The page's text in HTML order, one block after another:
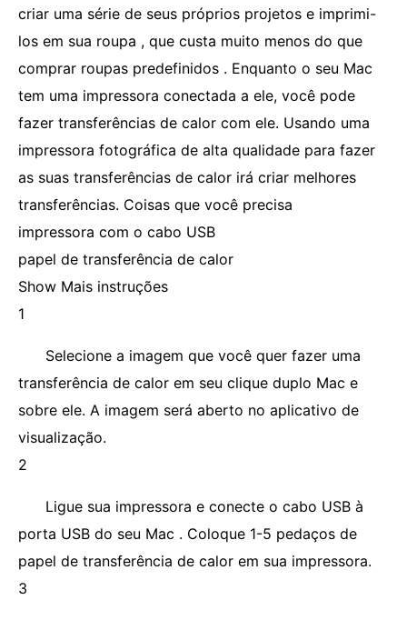
criar uma série de seus próprios projetos e imprimi-
los em sua roupa , que custa muito menos do que
comprar roupas predefinidos . Enquanto o seu Mac
tem uma impressora conectada a ele, você pode
fazer transferências de calor com ele. Usando uma
impressora fotográfica de alta qualidade para fazer
as suas transferências de calor irá criar melhores
transferências. Coisas que você precisa
impressora com o cabo USB
papel de transferência de calor
Show Mais instruções
1
Selecione a imagem que você quer fazer uma
transferência de calor em seu clique duplo Mac e
sobre ele. A imagem será aberto no aplicativo de
visualização.
2
Ligue sua impressora e conecte o cabo USB à
porta USB do seu Mac . Coloque 1-5 pedaços de
papel de transferência de calor em sua impressora.
3